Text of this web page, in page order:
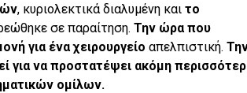
, κυριολεκτικά διαλυμένη καιτο
σε παραίτηση. Την ώρα που
για ένα χειρουργείο απελπιστική.
για να προστατέψει ακόμη
ομίλων.